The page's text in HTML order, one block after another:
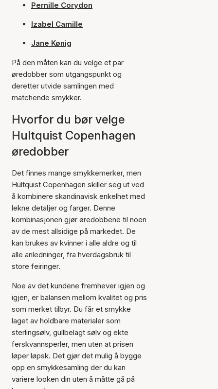
Pernille Corydon
Izabel Camille
Jane Kønig
På den måten kan du velge et par
øredobber som utgangspunkt og
deretter utvide samlingen med
matchende smykker.
Hvorfor du bør velge
Hultquist Copenhagen
øredobber
Det finnes mange smykkemerker, men
Hultquist Copenhagen skiller seg ut ved
å kombinere skandinavisk enkelhet med
lekne detaljer og farger. Denne
kombinasjonen gjør øredobbene til noen
av de mest allsidige på markedet. De
kan brukes av kvinner i alle aldre og til
alle anledninger, fra hverdagsbruk til
store feiringer.
Noe av det kundene fremhever igjen og
igjen, er balansen mellom kvalitet og pris
som merket tilbyr. Du får et smykke
laget av holdbare materialer som
sterlingsølv, gullbelagt sølv og ekte
ferskvannsperler, men uten at prisen
løper løpsk. Det gjør det mulig å bygge
opp en smykkesamling der du kan
variere looken din uten å måtte gå på